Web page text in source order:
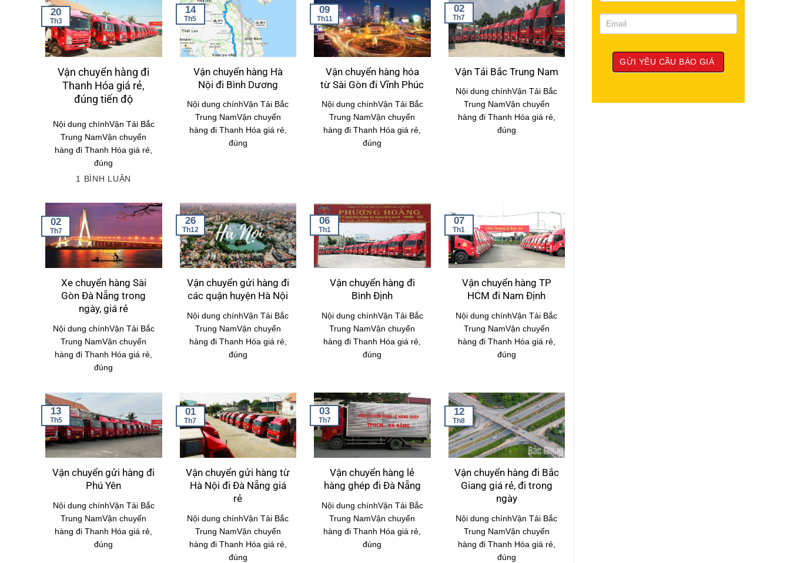
Vận chuyển hàng đi
Thanh Hóa giá rẻ,
đúng tiến độ
Nội dung chínhVận Tải Bắc
Trung NamVận chuyển
hàng đi Thanh Hóa giá rẻ,
đúng
1 BÌNH LUẬN
20
Th3
Vận chuyển hàng Hà
Nội đi Bình Dương
Nội dung chínhVận Tải Bắc
Trung NamVận chuyển
hàng đi Thanh Hóa giá rẻ,
đúng
14
Th5
Vận chuyển hàng hóa
từ Sài Gòn đi Vĩnh Phúc
Nội dung chínhVận Tải Bắc
Trung NamVận chuyển
hàng đi Thanh Hóa giá rẻ,
đúng
09
Th11
Vận Tải Bắc Trung Nam
Nội dung chínhVận Tải Bắc
Trung NamVận chuyển
hàng đi Thanh Hóa giá rẻ,
đúng
02
Th7
Xe chuyển hàng Sài
Gòn Đà Nẵng trong
ngày, giá rẻ
Nội dung chínhVận Tải Bắc
Trung NamVận chuyển
hàng đi Thanh Hóa giá rẻ,
đúng
02
Th7
Vận chuyển gửi hàng đi
các quận huyện Hà Nội
Nội dung chínhVận Tải Bắc
Trung NamVận chuyển
hàng đi Thanh Hóa giá rẻ,
đúng
26
Th12
Vận chuyển hàng đi
Bình Định
Nội dung chínhVận Tải Bắc
Trung NamVận chuyển
hàng đi Thanh Hóa giá rẻ,
đúng
06
Th1
Vận chuyển hàng TP
HCM đi Nam Định
Nội dung chínhVận Tải Bắc
Trung NamVận chuyển
hàng đi Thanh Hóa giá rẻ,
đúng
07
Th1
Vận chuyển gửi hàng đi
Phú Yên
Nội dung chínhVận Tải Bắc
Trung NamVận chuyển
hàng đi Thanh Hóa giá rẻ,
đúng
13
Th5
Vận chuyển gửi hàng từ
Hà Nội đi Đà Nẵng giá
rẻ
Nội dung chínhVận Tải Bắc
Trung NamVận chuyển
hàng đi Thanh Hóa giá rẻ,
đúng
01
Th7
Vận chuyển hàng lẻ
hàng ghép đi Đà Nẵng
Nội dung chínhVận Tải Bắc
Trung NamVận chuyển
hàng đi Thanh Hóa giá rẻ,
đúng
03
Th7
Vận chuyển hàng đi Bắc
Giang giá rẻ, đi trong
ngày
Nội dung chínhVận Tải Bắc
Trung NamVận chuyển
hàng đi Thanh Hóa giá rẻ,
đúng
12
Th8